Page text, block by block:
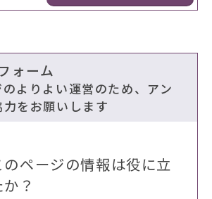
ォーム
よりよい運営のため、アン
をお願いします
ページの情報は役に立
？